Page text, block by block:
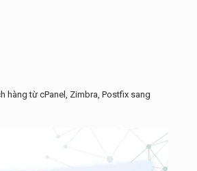
hàng từ cPanel, Zimbra, Postfix sang